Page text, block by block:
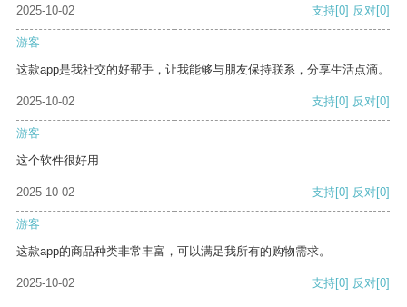
2025-10-02
支持[0] 反对[0]
游客
这款app是我社交的好帮手，让我能够与朋友保持联系，分享生活点滴。
2025-10-02 支持[0] 反对[0]
游客
这个软件很好用
2025-10-02 支持[0] 反对[0]
游客
这款app的商品种类非常丰富，可以满足我所有的购物需求。
2025-10-02 支持[0] 反对[0]